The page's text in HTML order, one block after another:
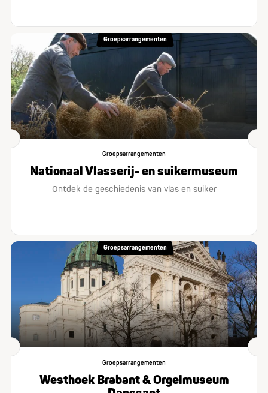
Groepsarrangementen
Groepsarrangementen
Nationaal Vlasserij- en suikermuseum
Ontdek de geschiedenis van vlas en suiker
Groepsarrangementen
Groepsarrangementen
Westhoek Brabant & Orgelmuseum